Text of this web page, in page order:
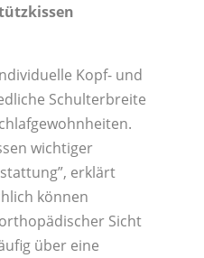
Kopf- und
Schulterbreite
wichtiger
erklärt
können
Sicht
über eine